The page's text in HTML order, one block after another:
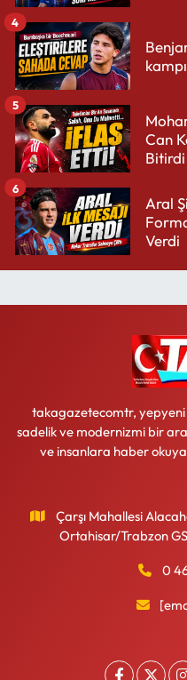
4
Can
Bitirdi
5
Aral
Verdi
6
takagazetecomtr, yepyeni
sadelik ve modernizmi bir
ve insanlara haber
Çarşı Mahallesi
Ortahisar/Trabzon
0